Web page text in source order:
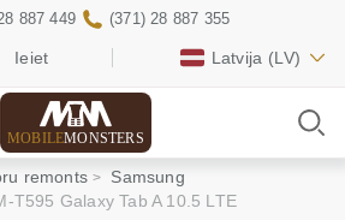
Ieiet Latvija (LV)
887 449 (371) 28 887 355
MOBILEMONSTERS
remonts
Samsung
T595 Galaxy Tab A 10.5 LTE